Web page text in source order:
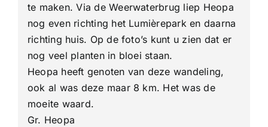
te maken. Via de Weerwaterbrug liep Heopa
nog even richting het Lumièrepark en daarna
richting huis. Op de foto’s kunt u zien dat er
nog veel planten in bloei staan.
Heopa heeft genoten van deze wandeling,
ook al was deze maar 8 km. Het was de
moeite waard.
Gr. Heopa